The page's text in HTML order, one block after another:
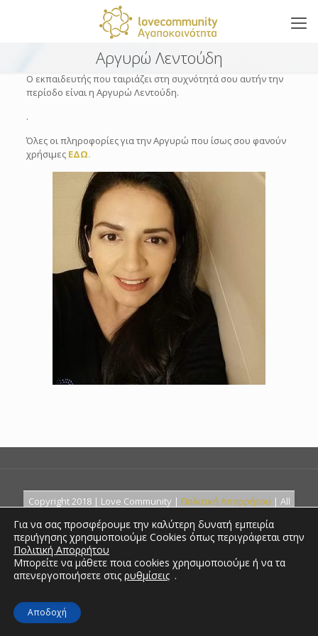
Αργυρώ Λεντούδη
Ο εκπαιδευτής που ταιριάζει στη συχνότητά σου αυτήν την
περίοδο είναι η Αργυρώ Λεντούδη.
.
Όλες οι πληροφορίες για την Αργυρώ που ίσως σου φανούν
χρήσιμες ΕΔΩ.
Copyright 2018 | Love Community | Πολιτική Απορρήτου | All
Rights Reserved. Created by
Για να σας προσφέρουμε την καλύτερη δυνατή εμπειρία
περιήγησης χρησιμοποιούμε Cookies όπως περιγράφεται στην
Πολιτική Απορρήτου
Μπορείτε να μάθετε ποια cookies χρησιμοποιούμε ή να τα
απενεργοποιήσετε στις ρυθμίσεις .
Αποδοχή